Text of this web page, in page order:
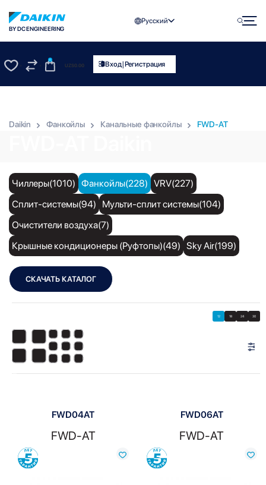
BY DC ENGINEERING
Русский
0
UZS0.00 Вход|Регистрация
Daikin Фанкойлы Канальные фанкойлы FWD-AT
Чиллеры(1010) Фанкойлы(228) VRV(227)
Сплит-системы(94)
Мульти-сплит системы(104)
Очистители воздуха(7)
Крышные кондиционеры (Руфтопы)(49) Sky Air(199)
СКАЧАТЬ КАТАЛОГ
12 18 24 30
Показать:
FWD04AT
FWD-AT
FWD06AT
FWD-AT